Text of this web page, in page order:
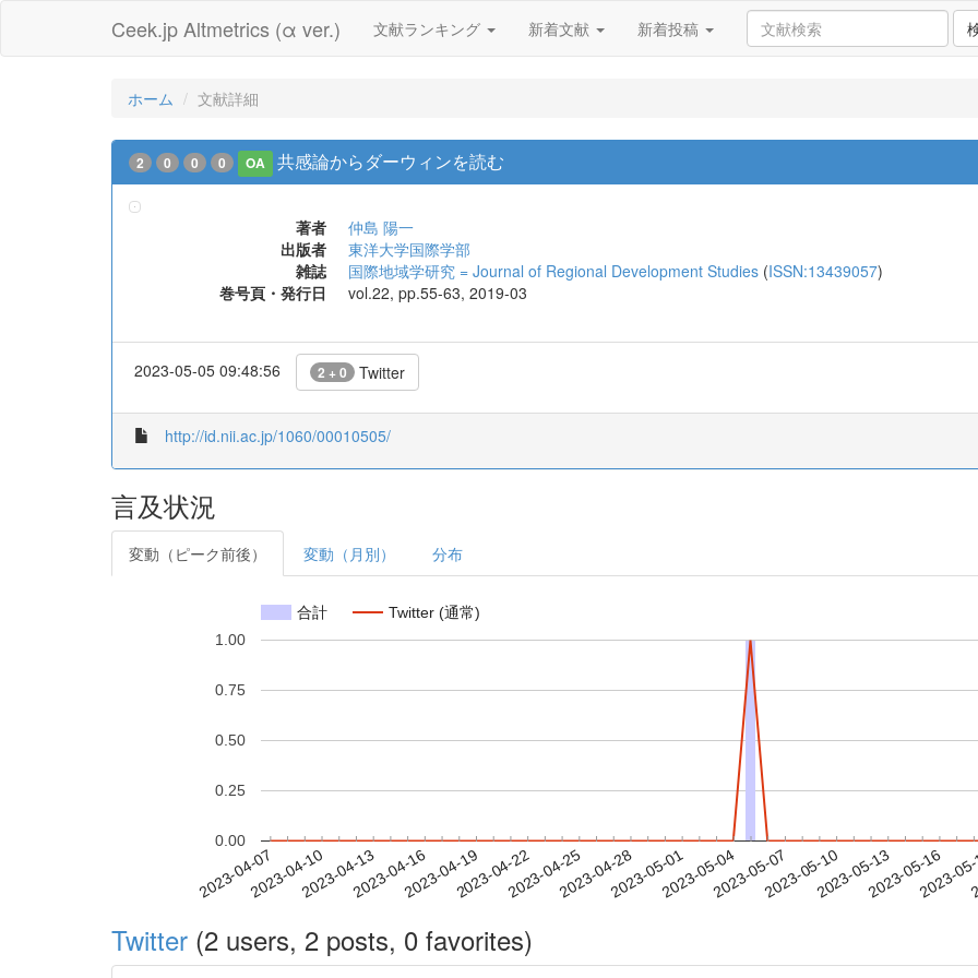
Ceek.jp Altmetrics (α ver.) 文献ランキング 新着文献 新着投稿
ホーム 文献詳細
2 0 0 0 OA 共感論からダーウィンを読む
著者
仲島 陽一
出版者
東洋大学国際学部
雑誌
国際地域学研究 = Journal of Regional Development Studies (ISSN:13439057)
巻号頁・発行日
vol.22, pp.55-63, 2019-03
2023-05-05 09:48:56 2 + 0 Twitter
http://id.nii.ac.jp/1060/00010505/
言及状況
変動（ピーク前後） 変動（月別） 分布
合計 Twitter (通常)
2023-04-072023-04-102023-04-132023-04-162023-04-192023-04-222023-04-252023-04-282023-05-012023-05-042023-05-072023-05-102023-05-132023-05-16
2023-
0.00
0.25
0.50
0.75
1.00
Twitter (2 users, 2 posts, 0 favorites)